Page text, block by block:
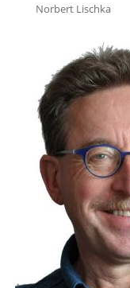
Norbert Lischka